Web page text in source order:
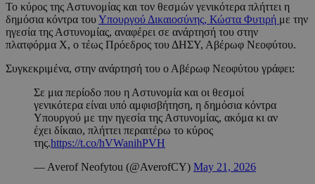
Το κύρος της Αστυνομίας και τον θεσμών γενικότερα πλήττει η
δημόσια κόντρα τουΥπουργού Δικαιοσύνης, Κώστα Φυτιρή με την
ηγεσία της Αστυνομίας, αναφέρει σε ανάρτησή του στην
πλατφόρμα Χ, ο τέως Πρόεδρος του ΔΗΣΥ, Αβέρωφ Νεοφύτου.
Συγκεκριμένα, στην ανάρτησή του ο Αβέρωφ Νεοφύτου γράφει:
Σε μια περίοδο που η Αστυνομία και οι θεσμοί
γενικότερα είναι υπό αμφισβήτηση, η δημόσια κόντρα
Υπουργού με την ηγεσία της Αστυνομίας, ακόμα κι αν
έχει δίκαιο, πλήττει περαιτέρω το κύρος
της.https://t.co/hVWanihPVH
— Averof Neofytou (@AverofCY) May 21, 2026